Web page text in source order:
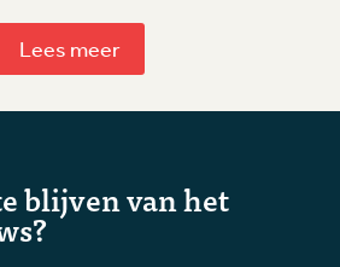
Lees meer
blijven van het